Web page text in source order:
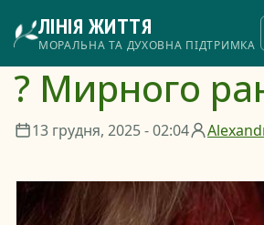
до
основного
вмісту
ЛІНІЯ ЖИТТЯ
МОРАЛЬНА ТА ДУХОВНА ПІДТРИМКА
? Мирного
13 грудня, 2025 - 02:04